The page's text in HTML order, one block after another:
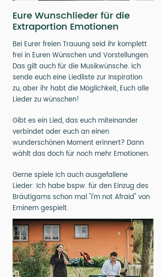
Eure Wunschlieder für die
Extraportion Emotionen
Bei Eurer freien Trauung seid ihr komplett
frei in Euren Wünschen und Vorstellungen.
Das gilt auch für die Musikwünsche. Ich
sende euch eine Liedliste zur Inspiration
zu, aber ihr habt die Möglichkeit, Euch alle
Lieder zu wünschen!
Gibt es ein Lied, das euch miteinander
verbindet oder euch an einen
wunderschönen Moment erinnert? Dann
wählt das doch für noch mehr Emotionen.
Gerne spiele ich auch ausgefallene
Lieder: Ich habe bspw. für den Einzug des
Bräutigams schon mal "I'm not Afraid" von
Eminem gespielt.